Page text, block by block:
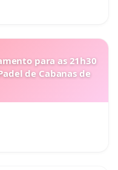
para as 21h30
de Cabanas de